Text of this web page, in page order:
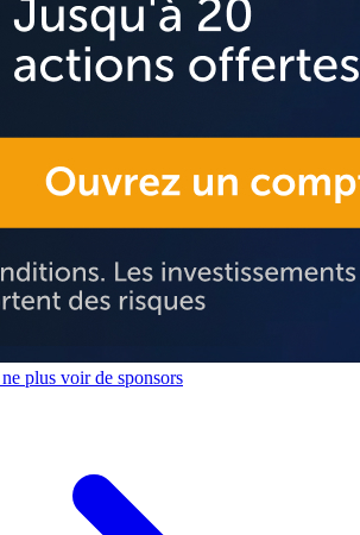
plus voir de sponsors